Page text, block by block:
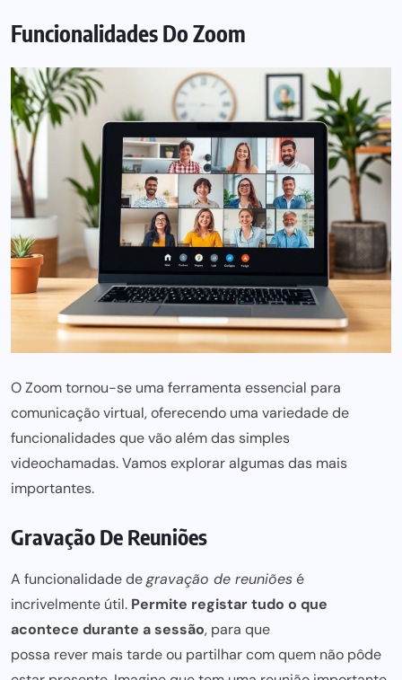
Funcionalidades Do Zoom
OZoomtornou-se uma ferramenta essencial para
comunicação virtual, oferecendo uma variedade de
funcionalidades que vão além das simples
videochamadas. Vamos explorar algumas das mais
importantes.
Gravação De Reuniões
A funcionalidade degravação de reuniõesé
incrivelmente útil. Permite registar tudo o que
acontece durante a sessão, para que
possa rever mais tarde ou partilhar com quem não pôde